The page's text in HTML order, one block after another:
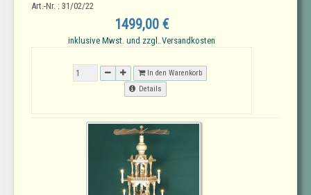
Art.-Nr. : 31/02/22
1499,00 €
inklusive Mwst. und zzgl. Versandkosten
In den Warenkorb
Details